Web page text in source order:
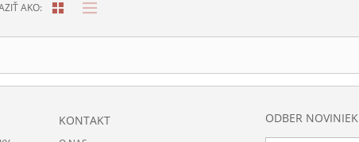
AKO
ODBER NOVINIEK
KONTAKT